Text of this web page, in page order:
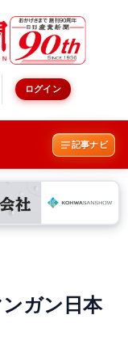
ログイン
記事ナビ
ガン日本